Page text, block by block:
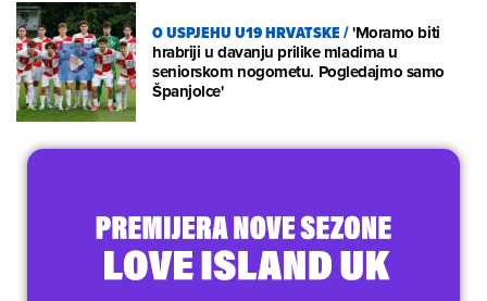
O USPJEHU U19 HRVATSKE/'Moramo biti
hrabriji u davanju prilike mladima u
seniorskom nogometu. Pogledajmo samo
Španjolce'